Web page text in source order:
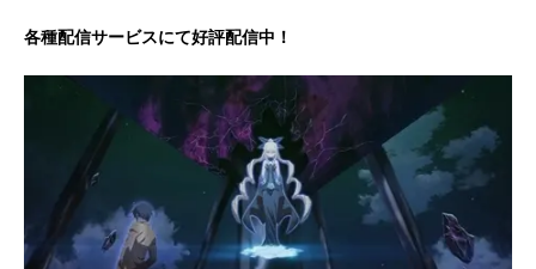
各種配信サービスにて好評配信中！